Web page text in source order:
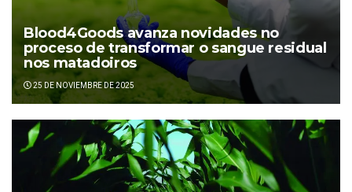
Blood4Goods avanza novidades no
proceso de transformar o sangue residual
nos matadoiros
25 DE NOVIEMBRE DE 2025